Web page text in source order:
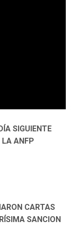
SIGUIENTE
LA ANFP
CARTAS
SANCION